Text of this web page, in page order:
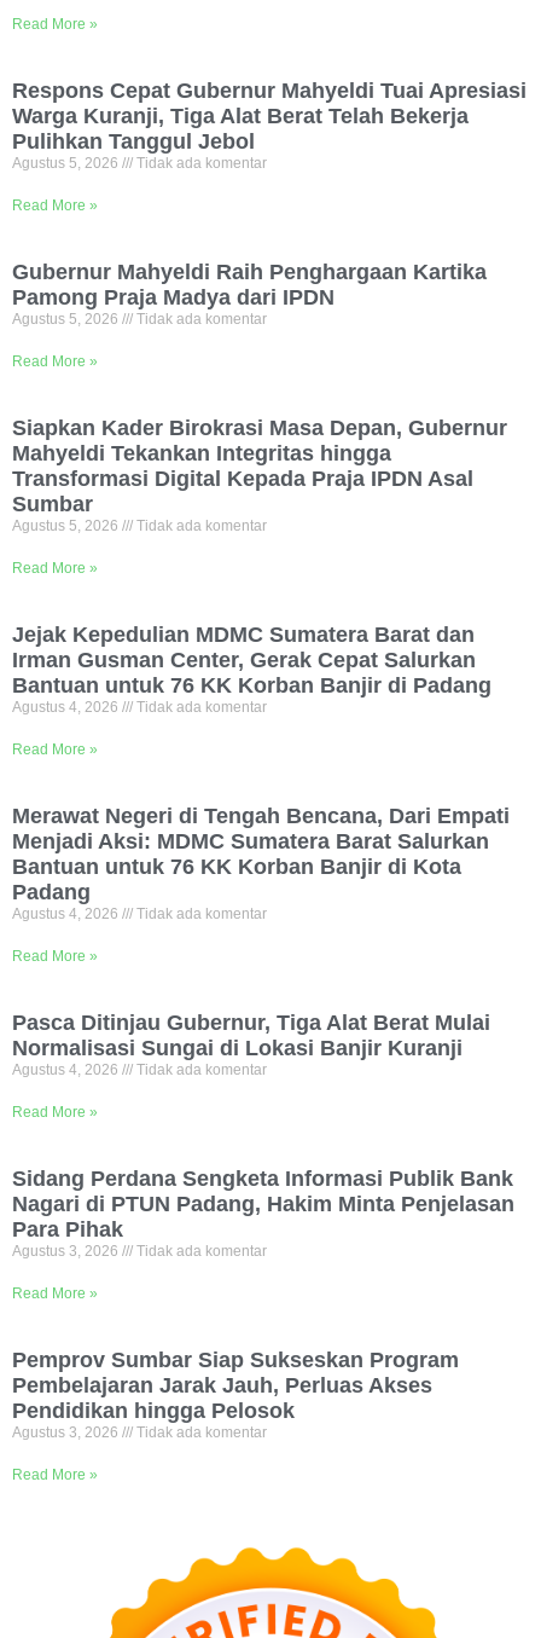
Read More »
Respons Cepat Gubernur Mahyeldi Tuai Apresiasi
Warga Kuranji, Tiga Alat Berat Telah Bekerja
Pulihkan Tanggul Jebol
Agustus 5, 2026 Tidak ada komentar
Read More »
Gubernur Mahyeldi Raih Penghargaan Kartika
Pamong Praja Madya dari IPDN
Agustus 5, 2026 Tidak ada komentar
Read More »
Siapkan Kader Birokrasi Masa Depan, Gubernur
Mahyeldi Tekankan Integritas hingga
Transformasi Digital Kepada Praja IPDN Asal
Sumbar
Agustus 5, 2026 Tidak ada komentar
Read More »
Jejak Kepedulian MDMC Sumatera Barat dan
Irman Gusman Center, Gerak Cepat Salurkan
Bantuan untuk 76 KK Korban Banjir di Padang
Agustus 4, 2026 Tidak ada komentar
Read More »
Merawat Negeri di Tengah Bencana, Dari Empati
Menjadi Aksi: MDMC Sumatera Barat Salurkan
Bantuan untuk 76 KK Korban Banjir di Kota
Padang
Agustus 4, 2026 Tidak ada komentar
Read More »
Pasca Ditinjau Gubernur, Tiga Alat Berat Mulai
Normalisasi Sungai di Lokasi Banjir Kuranji
Agustus 4, 2026 Tidak ada komentar
Read More »
Sidang Perdana Sengketa Informasi Publik Bank
Nagari di PTUN Padang, Hakim Minta Penjelasan
Para Pihak
Agustus 3, 2026 Tidak ada komentar
Read More »
Pemprov Sumbar Siap Sukseskan Program
Pembelajaran Jarak Jauh, Perluas Akses
Pendidikan hingga Pelosok
Agustus 3, 2026 Tidak ada komentar
Read More »